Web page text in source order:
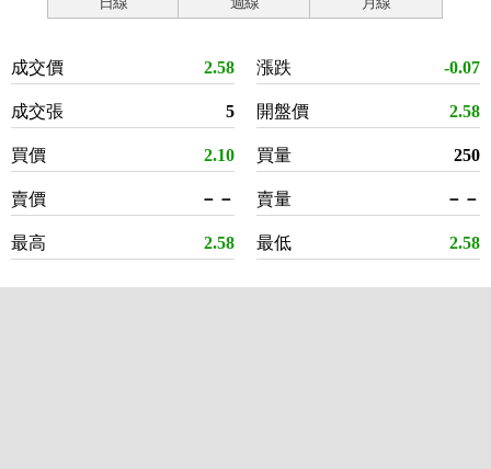
成交價 2.58
成交張 5
買價 2.10
賣價 －－
最高 2.58
漲跌 -0.07
開盤價 2.58
買量 250
賣量 －－
最低 2.58